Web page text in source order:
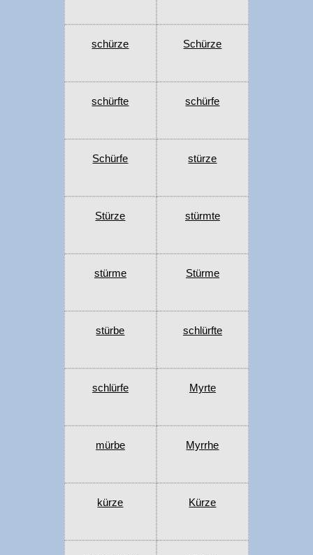
schürze Schürze
schürfte schürfe
Schürfe stürze
Stürze stürmte
stürme Stürme
stürbe schlürfte
schlürfe Myrte
mürbe Myrrhe
kürze Kürze